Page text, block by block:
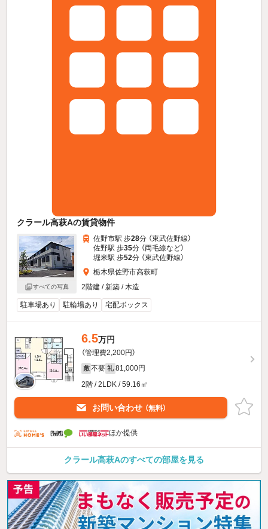
クラール高萩Aの賃貸物件
すべての写真
佐野市駅 歩28分 （東武佐野線）
佐野駅 歩35分 （両毛線など）
堀米駅 歩52分 （東武佐野線）
栃木県佐野市高萩町
2階建 / 新築 / 木造
駐車場あり 駐輪場あり 宅配ボックス
6.5万円
（管理費2,200円）
敷 不要 礼 81,000円
2階 / 2LDK / 59.16㎡
お問い合わせ （無料）
ほか提供
クラール高萩Aのすべての部屋を見る